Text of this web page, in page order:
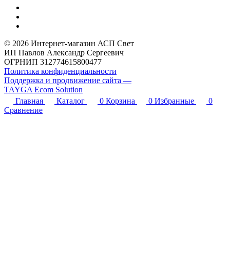
© 2026 Интернет-магазин АСП Свет
ИП Павлов Александр Сергеевич
ОГРНИП 312774615800477
Политика конфиденциальности
Поддержка и продвижение сайта —
TAYGA Ecom Solution
Главная
Каталог 0 Корзина 0 Избранные
0
Сравнение